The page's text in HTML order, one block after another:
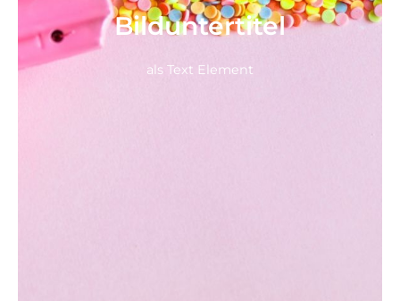
Bild­unter­titel
als Text Element